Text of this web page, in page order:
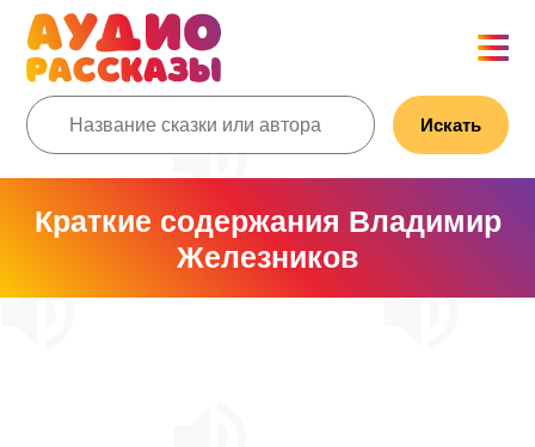
Искать
Краткие содержания Владимир
Железников